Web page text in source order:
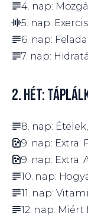
5. nap:
6. nap:
2. HÉT:
8. nap:
9. nap: Extra:
9. nap: Extra: